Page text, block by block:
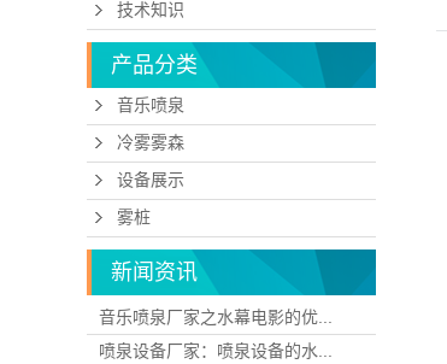
技术知识
产品分类
音乐喷泉
冷雾雾森
设备展示
雾桩
新闻资讯
音乐喷泉厂家之水幕电影的优...
喷泉设备厂家：喷泉设备的水...